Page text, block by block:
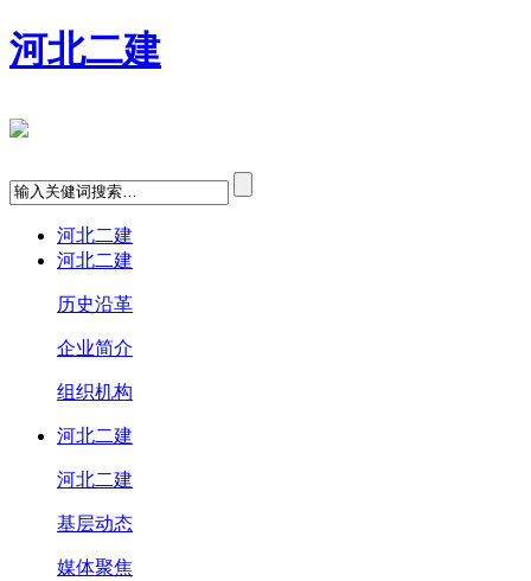
河北二建
河北二建
河北二建
历史沿革
企业简介
组织机构
河北二建
河北二建
基层动态
媒体聚焦